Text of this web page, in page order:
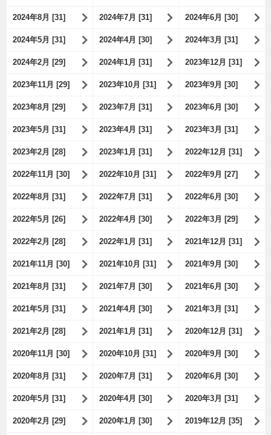
2024年8月 [31] 2024年7月 [31] 2024年6月 [30]
2024年5月 [31] 2024年4月 [30] 2024年3月 [31]
2024年2月 [29] 2024年1月 [31] 2023年12月 [31]
2023年11月 [29] 2023年10月 [31] 2023年9月 [30]
2023年8月 [29] 2023年7月 [31] 2023年6月 [30]
2023年5月 [31] 2023年4月 [31] 2023年3月 [31]
2023年2月 [28] 2023年1月 [31] 2022年12月 [31]
2022年11月 [30] 2022年10月 [31] 2022年9月 [27]
2022年8月 [31] 2022年7月 [31] 2022年6月 [30]
2022年5月 [26] 2022年4月 [30] 2022年3月 [29]
2022年2月 [28] 2022年1月 [31] 2021年12月 [31]
2021年11月 [30] 2021年10月 [31] 2021年9月 [30]
2021年8月 [31] 2021年7月 [30] 2021年6月 [30]
2021年5月 [31] 2021年4月 [30] 2021年3月 [31]
2021年2月 [28] 2021年1月 [31] 2020年12月 [31]
2020年11月 [30] 2020年10月 [31] 2020年9月 [30]
2020年8月 [31] 2020年7月 [31] 2020年6月 [30]
2020年5月 [31] 2020年4月 [30] 2020年3月 [31]
2020年2月 [29] 2020年1月 [30] 2019年12月 [35]